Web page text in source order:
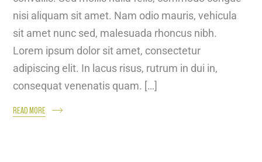
nisi aliquam sit amet. Nam odio mauris, vehicula
sit amet nunc sed, malesuada rhoncus nibh.
Lorem ipsum dolor sit amet, consectetur
adipiscing elit. In lacus risus, rutrum in dui in,
consequat venenatis quam. […]
READ MORE